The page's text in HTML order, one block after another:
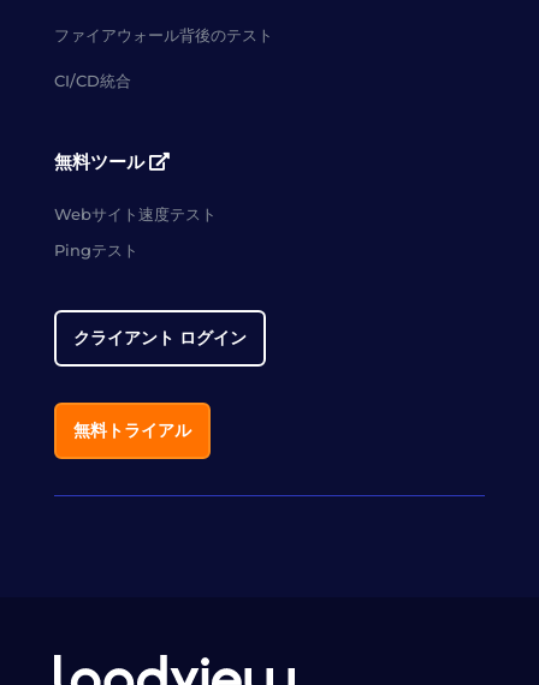
ファイアウォール背後のテスト
CI/CD統合
無料ツール
Webサイト速度テスト
Pingテスト
クライアント ログイン
無料トライアル